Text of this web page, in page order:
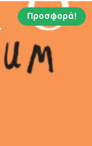
Προσφορά!